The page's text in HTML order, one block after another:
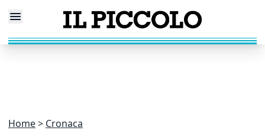
Home Cronaca